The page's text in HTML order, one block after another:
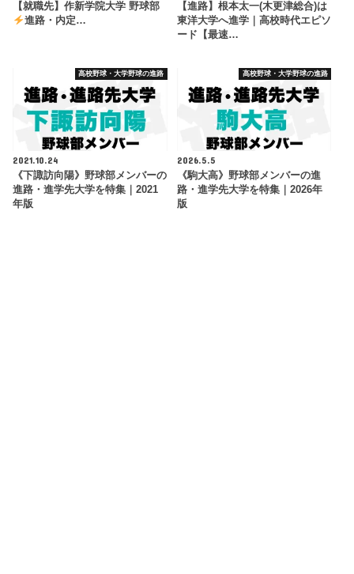
【就職先】作新学院大学 野球部
進路・内定…
【進路】根本太一(木更津総合)は
東洋大学へ進学｜高校時代エピソ
ード【最速…
高校野球・大学野球の進路
2021.10.24
《下諏訪向陽》野球部メンバーの
進路・進学先大学を特集｜2021
年版
高校野球・大学野球の進路
2026.5.5
《駒大高》野球部メンバーの進
路・進学先大学を特集｜2026年
版